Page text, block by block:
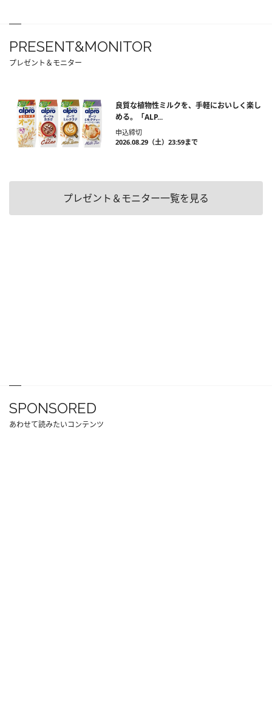
PRESENT&MONITOR
プレゼント＆モニター
良質な植物性ミルクを、手軽においしく楽し
める。「ALP...
申込締切
2026.08.29（土）23:59まで
プレゼント＆モニター一覧を見る
SPONSORED
あわせて読みたいコンテンツ